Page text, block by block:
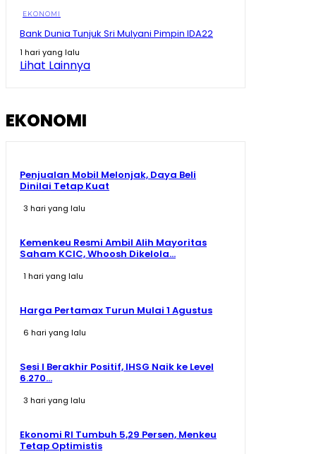
Menang Tagih Tambang
Prabowo Singgung Erick Thohir Soal Timnas Gagal ke
09:07
EKONOMI
Bank Dunia Tunjuk Sri Mulyani Pimpin IDA22
1 hari yang lalu
Lihat Lainnya
EKONOMI
Penjualan Mobil Melonjak, Daya Beli
Dinilai Tetap Kuat
3 hari yang lalu
Kemenkeu Resmi Ambil Alih Mayoritas
Saham KCIC, Whoosh Dikelola...
1 hari yang lalu
Harga Pertamax Turun Mulai 1 Agustus
6 hari yang lalu
Sesi I Berakhir Positif, IHSG Naik ke Level
6.270...
3 hari yang lalu
Ekonomi RI Tumbuh 5,29 Persen, Menkeu
Tetap Optimistis